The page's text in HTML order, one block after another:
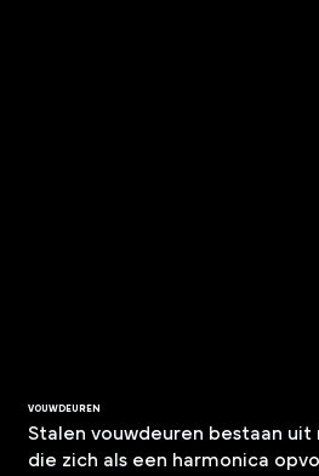
VOUWDEUREN
Stalen vouwdeuren bestaan
die zich als een harmonica